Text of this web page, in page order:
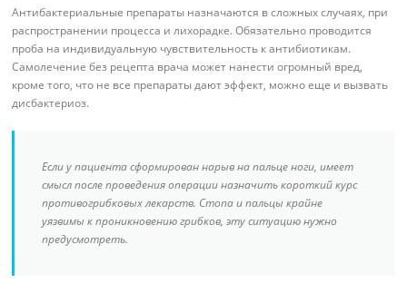
Антибактериальные препараты назначаются в сложных случаях, при
распространении процесса и лихорадке. Обязательно проводится
проба на индивидуальную чувствительность к антибиотикам.
Самолечение без рецепта врача может нанести огромный вред,
кроме того, что не все препараты дают эффект, можно еще и вызвать
дисбактериоз.
Если у пациента сформирован нарыв на пальце ноги, имеет
смысл после проведения операции назначить короткий курс
противогрибковых лекарств. Стопа и пальцы крайне
уязвимы к проникновению грибков, эту ситуацию нужно
предусмотреть.